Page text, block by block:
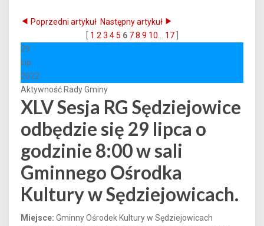
Poprzedni artykuł Następny artykuł
1 2 3 4 5 6 7 8 9 10 17]
29
Lip
2022
Aktywność Rady Gminy
XLV Sesja RG Sędziejowice
odbędzie się 29 lipca o
godzinie 8:00 w sali
Gminnego Ośrodka
Kultury w Sędziejowicach.
Miejsce: Gminny Ośrodek Kultury w Sędziejowicach